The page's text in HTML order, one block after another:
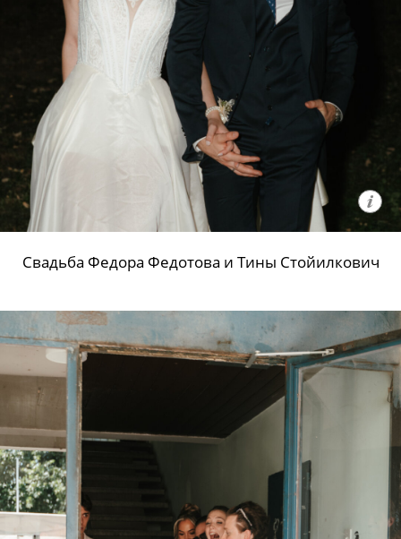
Свадьба Федора Федотова и Тины Стойилкович